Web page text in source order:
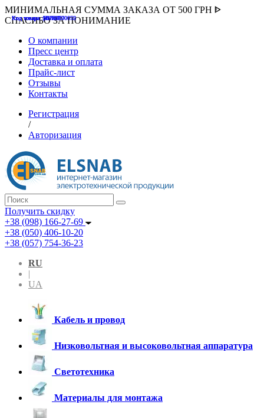
МИНИМАЛЬНАЯ СУММА ЗАКАЗА ОТ 500 ГРН ᐈ
СПАСИБО ЗА ПОНИМАНИЕ
О компании
Пресс центр
Доставка и оплата
Прайс-лист
Отзывы
Контакты
Регистрация
/
Авторизация
Получить скидку
+38 (098) 166-27-69
+38 (050) 406-10-20
+38 (057) 754-36-23
RU
|
UA
Кабель и провод
Низковольтная и высоковольтная аппаратура
Светотехника
Материалы для монтажа
Код товара :507000
Код товара :HUK-K00058
Код товара :Т075177
Код товара :pnsv12
Код товара :HUK-K00072